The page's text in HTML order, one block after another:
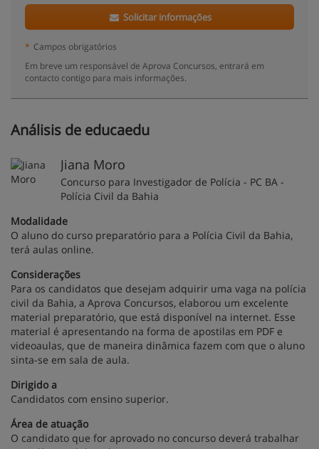
Solicitar informações
* Campos obrigatórios
Em breve um responsável de Aprova Concursos, entrará em
contacto contigo para mais informações.
Análisis de educaedu
Jiana Moro
Concurso para Investigador de Polícia - PC BA -
Polícia Civil da Bahia
Modalidade
O aluno do curso preparatório para a Polícia Civil da Bahia,
terá aulas online.
Considerações
Para os candidatos que desejam adquirir uma vaga na polícia
civil da Bahia, a Aprova Concursos, elaborou um excelente
material preparatório, que está disponível na internet. Esse
material é apresentando na forma de apostilas em PDF e
videoaulas, que de maneira dinâmica fazem com que o aluno
sinta-se em sala de aula.
Dirigido a
Candidatos com ensino superior.
Área de atuação
O candidato que for aprovado no concurso deverá trabalhar